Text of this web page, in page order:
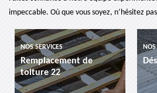
impeccable. Où que vous soyez, n’hésitez
NOS SERVICES
Remplacement de
toiture 22